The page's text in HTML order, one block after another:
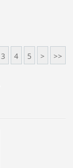
3 4 5 > >>